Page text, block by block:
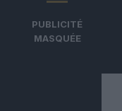
PUBLICITÉ
MASQUÉE